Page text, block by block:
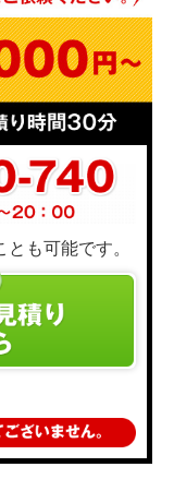
も可能です。